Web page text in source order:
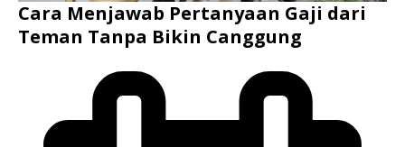
Cara Menjawab Pertanyaan Gaji dari
Teman Tanpa Bikin Canggung